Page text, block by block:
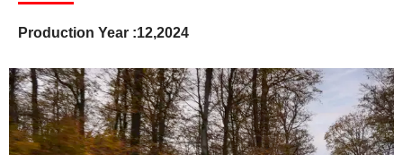
Production Year :12,2024